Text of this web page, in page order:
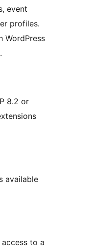
event
profiles.
WordPress
.
8.2 or
available
to a